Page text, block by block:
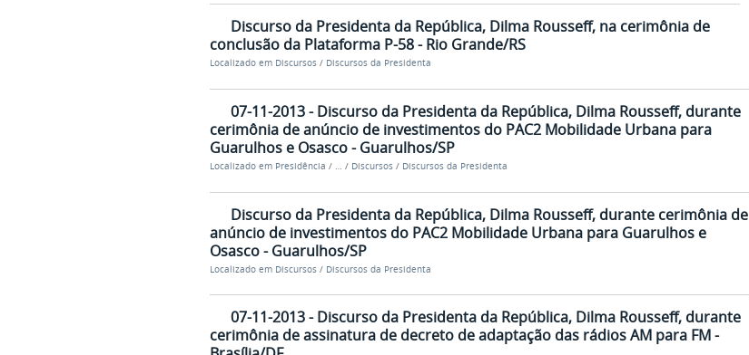
Discurso da Presidenta da República, Dilma Rousseff, na cerimônia de
conclusão da Plataforma P-58 - Rio Grande/RS
Localizado em Discursos / Discursos da Presidenta
07-11-2013 - Discurso da Presidenta da República, Dilma Rousseff, durante
cerimônia de anúncio de investimentos do PAC2 Mobilidade Urbana para
Guarulhos e Osasco - Guarulhos/SP
Localizado em Presidência / … / Discursos / Discursos da Presidenta
Discurso da Presidenta da República, Dilma Rousseff, durante cerimônia de
anúncio de investimentos do PAC2 Mobilidade Urbana para Guarulhos e
Osasco - Guarulhos/SP
Localizado em Discursos / Discursos da Presidenta
07-11-2013 - Discurso da Presidenta da República, Dilma Rousseff, durante
cerimônia de assinatura de decreto de adaptação das rádios AM para FM -